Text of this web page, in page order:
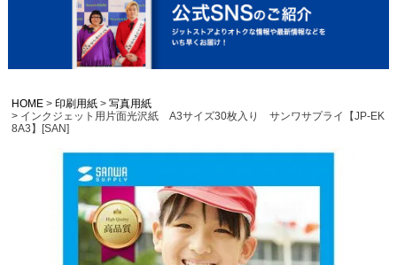
HOME 印刷用紙
写真用紙
インクジェット用片面光沢紙 A3サイズ30枚入り サンワサプライ【JP-EK
8A3】[SAN]